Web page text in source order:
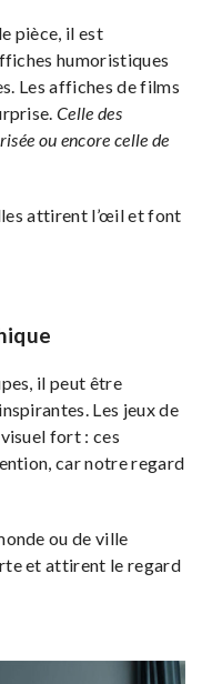
pièce, il est
humoristiques
Les affiches de films
Celle des
ou encore celle de
attirent l’œil et font
il peut être
Les jeux de
fort : ces
car notre regard
ou de ville
et attirent le regard